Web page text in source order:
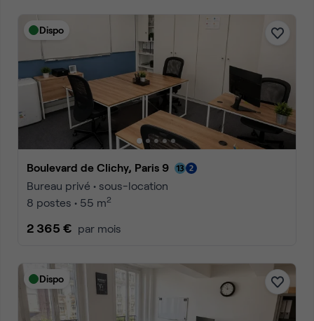
Dispo
Boulevard de Clichy, Paris 9
Bureau privé • sous-location
8 postes • 55 m2
2 365 € par mois
Dispo